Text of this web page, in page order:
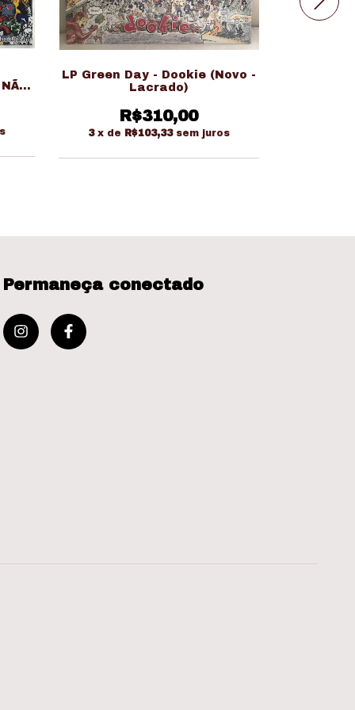
LP Green Day - Dookie (Novo -
Lacrado)
R$310,00
3 x de R$103,33 sem juros
Permaneça conectado